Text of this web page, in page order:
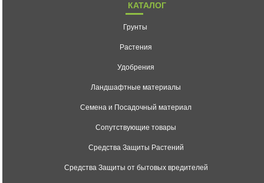
КАТАЛОГ
Грунты
Растения
Удобрения
Ландшафтные материалы
Семена и Посадочный материал
Сопутствующие товары
Средства Защиты Растений
Средства Защиты от бытовых вредителей